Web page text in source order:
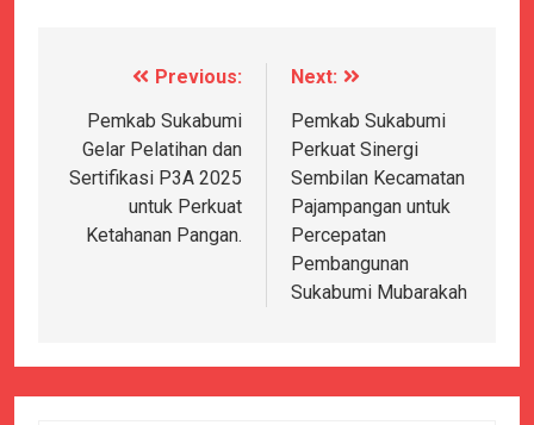
Navigasi
pos
Previous:
Pemkab Sukabumi
Gelar Pelatihan dan
Sertifikasi P3A 2025
untuk Perkuat
Ketahanan Pangan.
Next:
Pemkab Sukabumi
Perkuat Sinergi
Sembilan Kecamatan
Pajampangan untuk
Percepatan
Pembangunan
Sukabumi Mubarakah